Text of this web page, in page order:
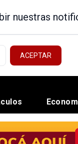
nuestras
ACEPTAR